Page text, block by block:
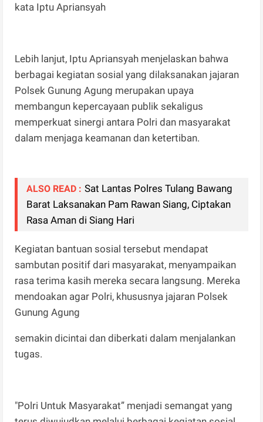
kata Iptu Apriansyah
Lebih lanjut, Iptu Apriansyah menjelaskan bahwa
berbagai kegiatan sosial yang dilaksanakan jajaran
Polsek Gunung Agung merupakan upaya
membangun kepercayaan publik sekaligus
memperkuat sinergi antara Polri dan masyarakat
dalam menjaga keamanan dan ketertiban.
ALSO READ : Sat Lantas Polres Tulang Bawang
Barat Laksanakan Pam Rawan Siang, Ciptakan
Rasa Aman di Siang Hari
Kegiatan bantuan sosial tersebut mendapat
sambutan positif dari masyarakat, menyampaikan
rasa terima kasih mereka secara langsung. Mereka
mendoakan agar Polri, khususnya jajaran Polsek
Gunung Agung
semakin dicintai dan diberkati dalam menjalankan
tugas.
"Polri Untuk Masyarakat” menjadi semangat yang